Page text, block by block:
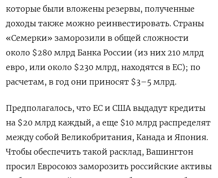
которые были вложены резервы, полученные
доходы также можно реинвестировать. Страны
«Семерки» заморозили в общей сложности
около $280 млрд Банка России (из них 210 млрд
евро, или около $230 млрд, находятся в ЕС); по
расчетам, в год они приносят $3–5 млрд.
Предполагалось, что ЕС и США выдадут кредиты
на $20 млрд каждый, а еще $10 млрд распределят
между собой Великобритания, Канада и Япония.
Чтобы обеспечить такой расклад, Вашингтон
просил Евросоюз заморозить российские активы